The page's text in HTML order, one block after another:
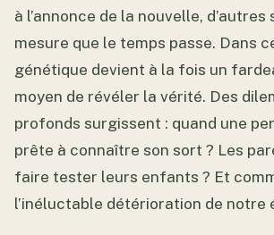
à l’annonce de la nouvelle, d’autres
mesure que le temps passe. Dans
génétique devient à la fois un
moyen de révéler la vérité. Des
profonds surgissent : quand une
prête à connaître son sort ? Les
faire tester leurs enfants ? Et
l’inéluctable détérioration de notre